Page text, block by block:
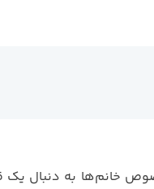
خصوص خانم‌ها به دنبال